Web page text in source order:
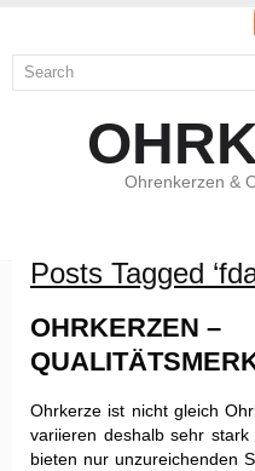
Ohrenkerzen &
Posts Tagged
OHRKERZEN –
Ohrkerze ist nicht gleich
variieren deshalb sehr
bieten nur unzureichenden